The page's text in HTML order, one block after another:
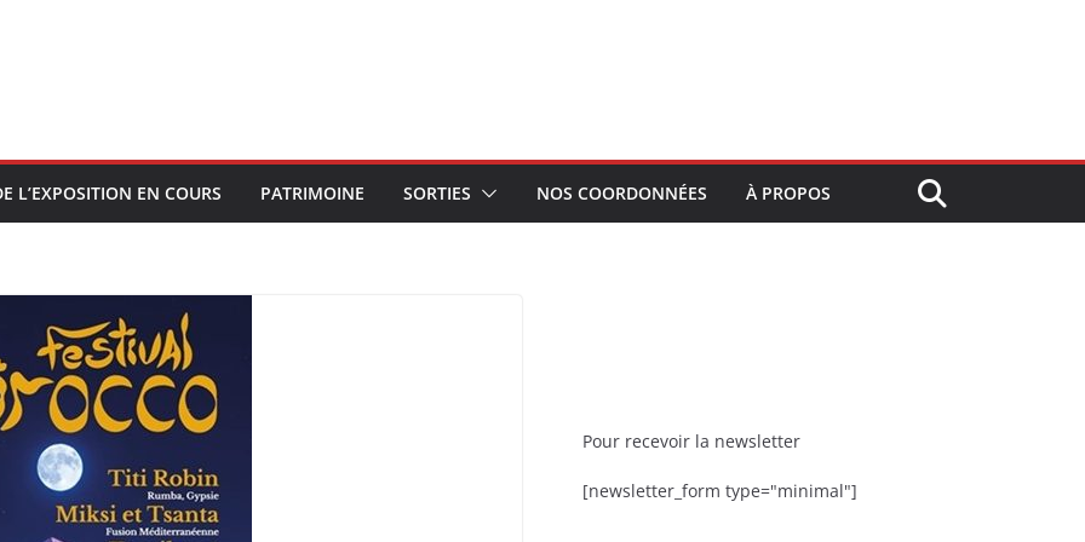
L’EXPOSITION EN COURS PATRIMOINE SORTIES NOS COORDONNÉES À PROPOS
Pour recevoir la newsletter
[newsletter_form type="minimal"]